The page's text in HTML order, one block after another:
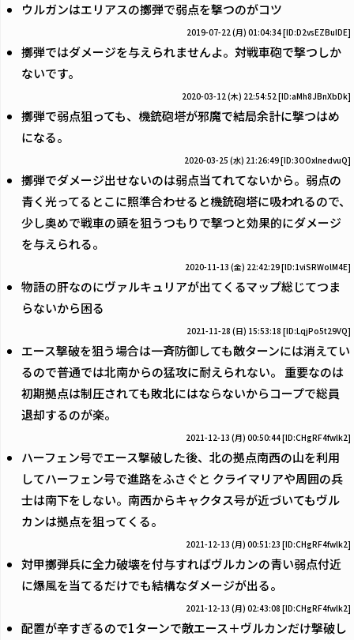
ウルガンはエリアスの擲弾で弱点を撃つのがコツ
2019-07-22 (月) 01:04:34[ID:D2vsEZBuIDE]
擲弾ではダメージを与えられませんよ。対戦車砲で撃つしか
ないです。
2020-03-12 (木) 22:54:52[ID:aMh8JBnXbDk]
擲弾で弱点狙っても、機銃砲塔が邪魔で結局余計に撃つはめ
になる。
2020-03-25 (水) 21:26:49[ID:3OOxlnedvuQ]
擲弾でダメージ出せないのは弱点当てれてないから。弱点の
青く光ってるとこに照準合わせると機銃砲塔に吸われるので、
少し奥めで戦車の頭を狙うつもりで撃つと効果的にダメージ
を与えられる。
2020-11-13 (金) 22:42:29[ID:1viSRWolM4E]
物語の肝なのにヴァルキュリアが出てくるマップ総じてつま
らないから困る
2021-11-28 (日) 15:53:18 [ID:LqjPo5t29VQ]
エース撃破を狙う場合は一斉防御しても敵ターンには消えてい
るので普通では北南からの猛攻に耐えられない。 重要なのは
初期拠点は制圧されても敗北にはならないからコープで総員
退却するのが楽。
2021-12-13 (月) 00:50:44[ID:CHgRF4fwlk2]
ハーフェン号でエース撃破した後、北の拠点南西の山を利用
してハーフェン号で進路をふさぐと クライマリアや周囲の兵
士は南下をしない。南西からキャクタス号が近づいてもヴル
カンは拠点を狙ってくる。
2021-12-13 (月) 00:51:23 [ID:CHgRF4fwlk2]
対甲擲弾兵に全力破壊を付与すればヴルカンの青い弱点付近
に爆風を当てるだけでも結構なダメージが出る。
2021-12-13 (月) 02:43:08 [ID:CHgRF4fwlk2]
配置が辛すぎるので1ターンで敵エース＋ヴルカンだけ撃破し